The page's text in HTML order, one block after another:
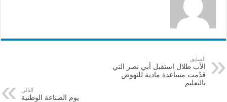
السابق
الأب طلال استقبل أبي نصر التي
قدّمت مساعدة مادية للنهوض
بالتعليم
التالي
يوم الصناعة الوطنية